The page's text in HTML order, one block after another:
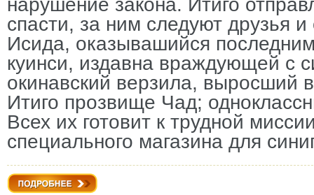
спасти, за ним следуют друзья
Исида, оказывашийся
куинси, издавна враждующей с
окинавский верзила, выросший
Итиго прозвище Чад;
Всех их готовит к трудной
специального магазина для